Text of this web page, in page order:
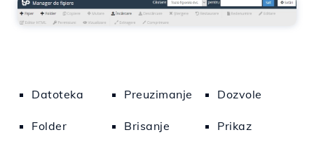
Datoteka
Folder
Preuzimanje
Brisanje
Dozvole
Prikaz